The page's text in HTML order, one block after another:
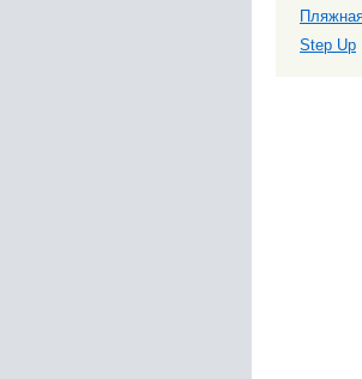
Step Up